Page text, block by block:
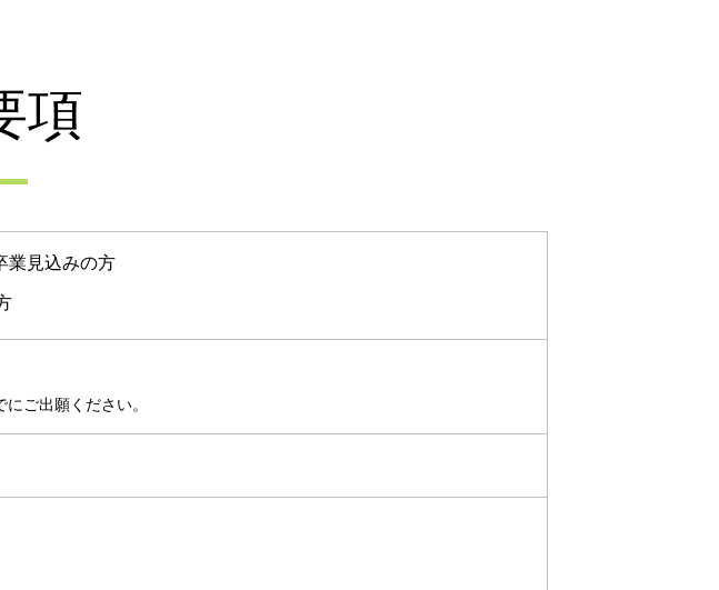
項
業見込みの方
ご出願ください。